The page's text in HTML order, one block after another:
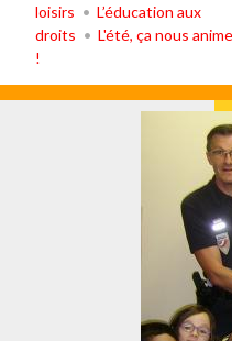
loisirs
L’éducation aux
droits
L'été, ça nous anime
!